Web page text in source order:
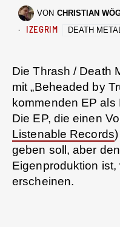
VON CHRISTIAN
IZEGRIM DEATH METAL
Die Thrash / Death
mit „Beheaded by
kommenden EP als
Die EP, die einen
Listenable Records
geben soll, aber
Eigenproduktion
erscheinen.